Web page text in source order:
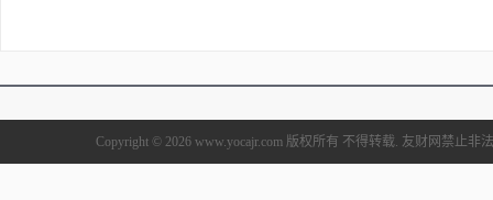
Copyright © 2026 www.yocajr.com 版权所有 不得转载. 友财网禁止非